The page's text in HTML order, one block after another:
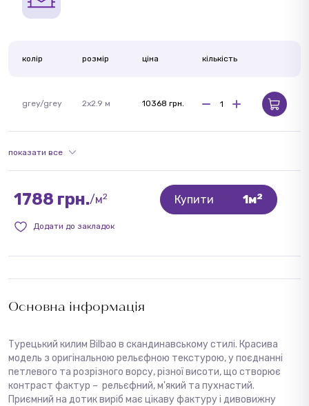
Основна інформація
Турецький килим Bilbao в скандинавському стилі. Красива
модель з оригінальною рельєфною текстурою, у поєднанні
петлевого та розрізного ворсу, різної висоти, що створює
контраст фактур – рельєфний, м'який та пухнастий.
Приємний на дотик виріб має цікаву фактуру і дивовижну
колір розмір ціна кількість
grey/grey 2x2.9 м 10368 грн.
показати все
1788 грн./м2 Купити 1м2
Додати до закладок